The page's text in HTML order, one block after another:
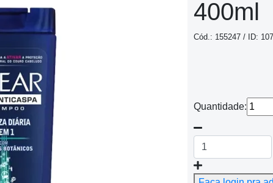
400ml
Cód.: 155247 / ID:
Quantidade: